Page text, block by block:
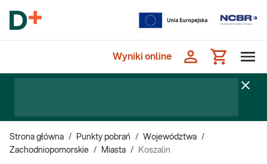
Wyniki online
Strona główna / Punkty pobrań / Województwa /
Zachodniopomorskie / Miasta / Koszalin